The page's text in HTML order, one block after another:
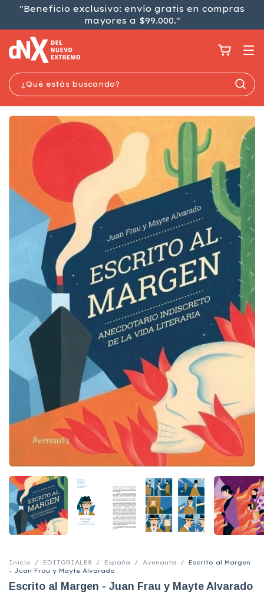
"Beneficio exclusivo: envío gratis en compras
mayores a $99.000."
Inicio / EDITORIALES / España / Avenauta /
Escrito al Margen
- Juan Frau y Mayte Alvarado
Escrito al Margen - Juan Frau y Mayte Alvarado